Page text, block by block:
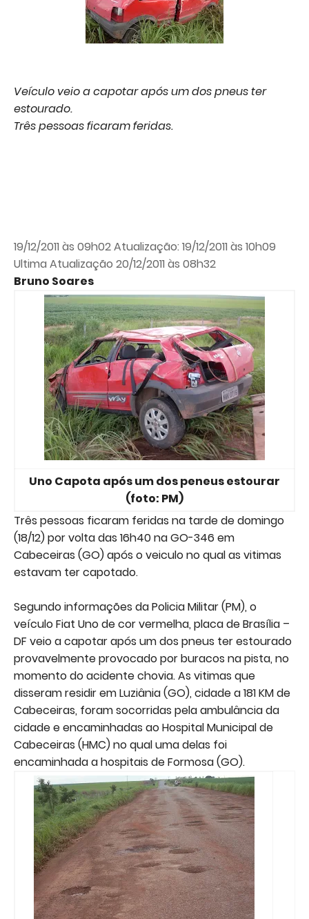
Veículo veio a capotar após um dos pneus ter
estourado.
Três pessoas ficaram feridas.
19/12/2011 às 09h02 Atualização: 19/12/2011 às 10h09
Ultima Atualização 20/12/2011 às 08h32
Bruno Soares
Uno Capota após um dos peneus estourar
(foto: PM)
Três pessoas ficaram feridas na tarde de domingo
(18/12) por volta das 16h40 na GO-346 em
Cabeceiras (GO) após o veiculo no qual as vitimas
estavam ter capotado.
Segundo informações da Policia Militar (PM), o
veículo Fiat Uno de cor vermelha, placa de Brasília –
DF veio a capotar após um dos pneus ter estourado
provavelmente provocado por buracos na pista, no
momento do acidente chovia. As vitimas que
disseram residir em Luziânia (GO), cidade a 181 KM de
Cabeceiras, foram socorridas pela ambulância da
cidade e encaminhadas ao Hospital Municipal de
Cabeceiras (HMC) no qual uma delas foi
encaminhada a hospitais de Formosa (GO).